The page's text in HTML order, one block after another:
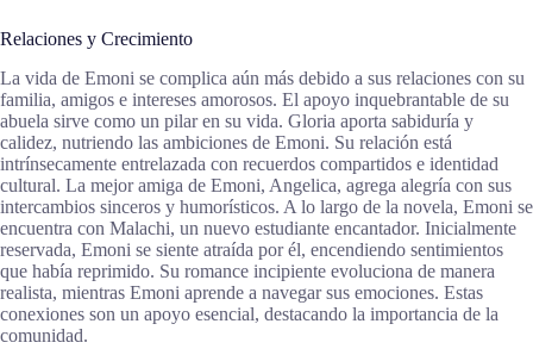
Relaciones y Crecimiento
La vida de Emoni se complica aún más debido a sus relaciones con su
familia, amigos e intereses amorosos. El apoyo inquebrantable de su
abuela sirve como un pilar en su vida. Gloria aporta sabiduría y
calidez, nutriendo las ambiciones de Emoni. Su relación está
intrínsecamente entrelazada con recuerdos compartidos e identidad
cultural. La mejor amiga de Emoni, Angelica, agrega alegría con sus
intercambios sinceros y humorísticos. A lo largo de la novela, Emoni se
encuentra con Malachi, un nuevo estudiante encantador. Inicialmente
reservada, Emoni se siente atraída por él, encendiendo sentimientos
que había reprimido. Su romance incipiente evoluciona de manera
realista, mientras Emoni aprende a navegar sus emociones. Estas
conexiones son un apoyo esencial, destacando la importancia de la
comunidad.